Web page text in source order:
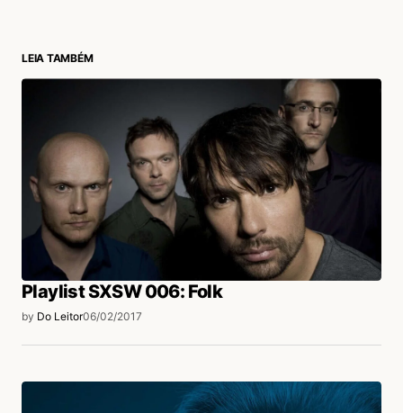
Muito bom e com uma pitada de humor.
Acesse para responder
login
LEIA TAMBÉM
Playlist SXSW 006: Folk
by Do Leitor06/02/2017